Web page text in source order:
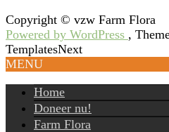
Copyright © vzw Farm Flora
Powered by WordPress ,
TemplatesNext
MENU
Home
Doneer nu!
Farm Flora